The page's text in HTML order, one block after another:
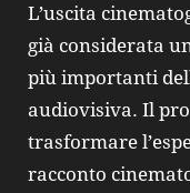
L’uscita
già considerata
più importanti
audiovisiva. Il
trasformare
racconto